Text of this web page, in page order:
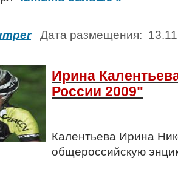
Дата размещения:
Ирина
России 2009"
Калентьева Ирина
общероссийскую